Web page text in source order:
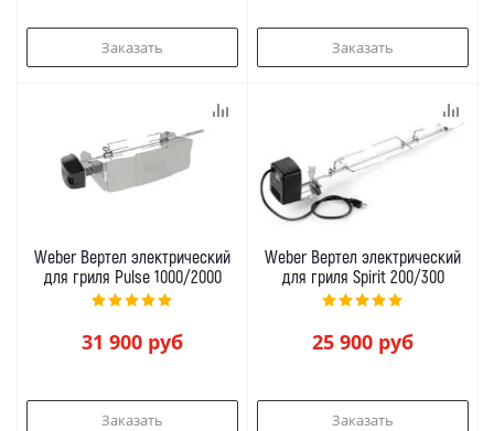
Заказать Заказать
Weber Вертел электрический
для гриля Pulse 1000/2000
31 900 руб
Заказать
Weber Вертел электрический
для гриля Spirit 200/300
25 900 руб
Заказать